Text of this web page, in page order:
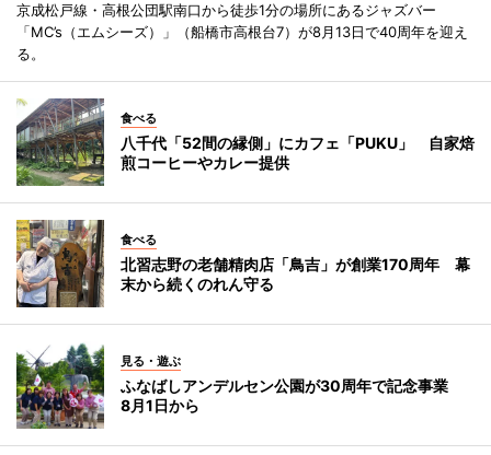
京成松戸線・高根公団駅南口から徒歩1分の場所にあるジャズバー
「MC’s（エムシーズ）」（船橋市高根台7）が8月13日で40周年を迎え
る。
食べる
八千代「52間の縁側」にカフェ「PUKU」 自家焙
煎コーヒーやカレー提供
食べる
北習志野の老舗精肉店「鳥吉」が創業170周年 幕
末から続くのれん守る
見る・遊ぶ
ふなばしアンデルセン公園が30周年で記念事業
8月1日から